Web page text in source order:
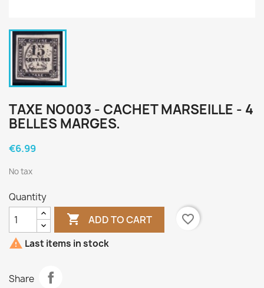
TAXE NO003 - CACHET MARSEILLE - 4
BELLES MARGES.
€6.99
No tax
Quantity
 ADD TO CART
favorite_border
 Last items in stock
Share